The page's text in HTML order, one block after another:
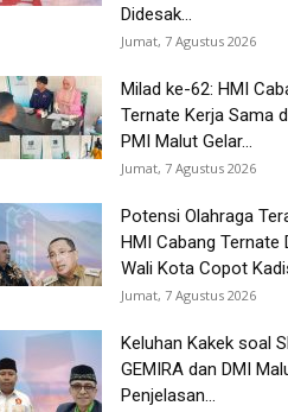
Didesak...
Jumat, 7 Agustus 2026
Milad ke-62: HMI
Ternate Kerja Sama
PMI Malut Gelar...
Jumat, 7 Agustus 2026
Potensi Olahraga
HMI Cabang Ternate
Wali Kota Copot
Jumat, 7 Agustus 2026
Keluhan Kakek soal
GEMIRA dan DMI
Penjelasan...